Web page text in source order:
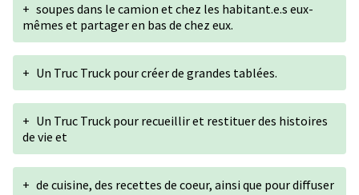
+ soupes dans le camion et chez les habitant.e.s eux-
mêmes et partager en bas de chez eux.
+ Un Truc Truck pour créer de grandes tablées.
+ Un Truc Truck pour recueillir et restituer des histoires
de vie et
+ de cuisine, des recettes de coeur, ainsi que pour diffuser